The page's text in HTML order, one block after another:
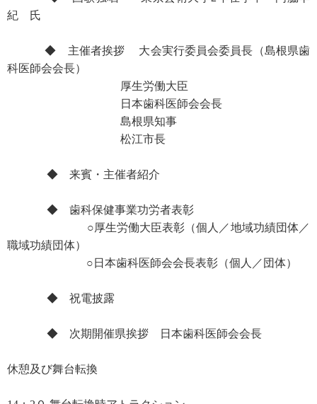
紀 氏
◆ 主催者挨拶 大会実行委員会委員長（島根県歯
科医師会会長）
厚生労働大臣
日本歯科医師会会長
島根県知事
松江市長
◆ 来賓・主催者紹介
◆ 歯科保健事業功労者表彰
○厚生労働大臣表彰（個人／地域功績団体／
職域功績団体）
○日本歯科医師会会長表彰（個人／団体）
◆ 祝電披露
◆ 次期開催県挨拶 日本歯科医師会会長
休憩及び舞台転換